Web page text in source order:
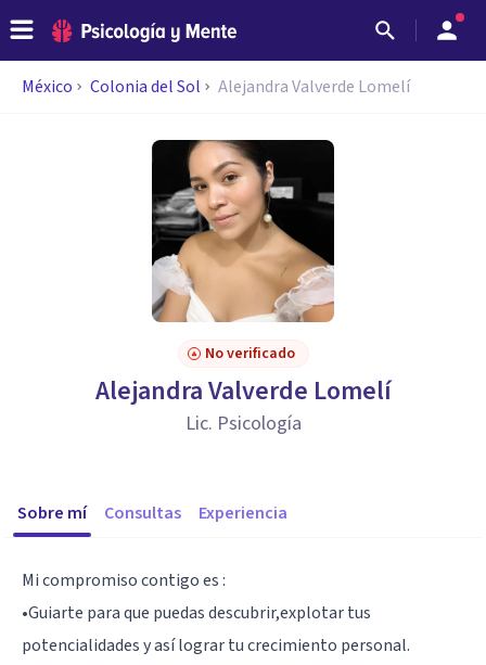
México Colonia del Sol Alejandra Valverde Lomelí
No verificado
Alejandra Valverde Lomelí
Lic. Psicología
Sobre mí Consultas Experiencia
Mi compromiso contigo es :
•Guiarte para que puedas descubrir,explotar tus
potencialidades y así lograr tu crecimiento personal.